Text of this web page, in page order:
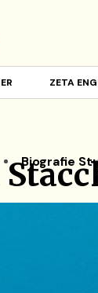
ZETA
Biografie